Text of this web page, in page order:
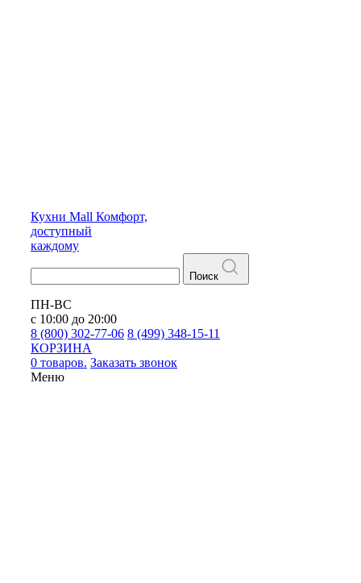
Кухни Mall Комфорт,
доступный
каждому
Поиск
ПН-ВС
с 10:00 до 20:00
8 (800) 302-77-06 8 (499) 348-15-11
КОРЗИНА
0 товаров. Заказать звонок
Меню